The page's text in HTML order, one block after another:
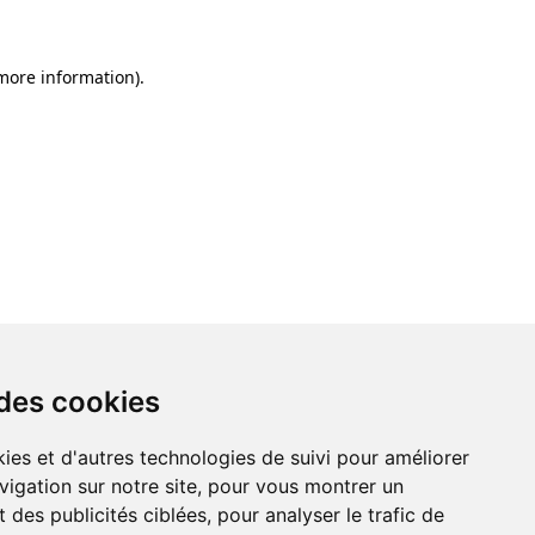
cookies
et d'autres technologies de suivi pour améliorer
sur notre site, pour vous montrer un
des publicités ciblées, pour analyser le trafic de
information).